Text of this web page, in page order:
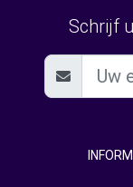
Schrijf